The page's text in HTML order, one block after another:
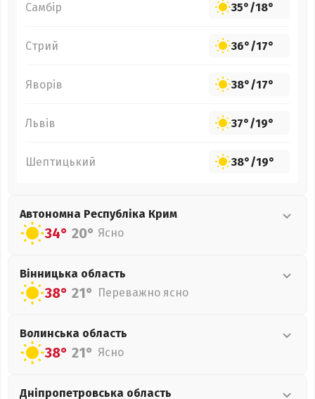
Самбір 35°/18°
Стрий 36°/17°
Яворів 38°/17°
Львів 37°/19°
Шептицький 38°/19°
Автономна Республіка Крим
34° 20° Ясно
Вінницька область
38° 21° Переважно ясно
Волинська область
38° 21° Ясно
Дніпропетровська область